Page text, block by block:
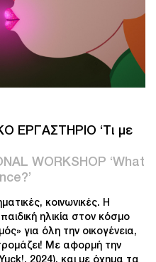
ΕΡΓΑΣΤΗΡΙΟ ‘Τι με
WORKSHOP ‘What
κοινωνικές. Η
ηλικία στον κόσμο
για όλη την οικογένεια,
Με αφορμή την
2024), και με όχημα τα